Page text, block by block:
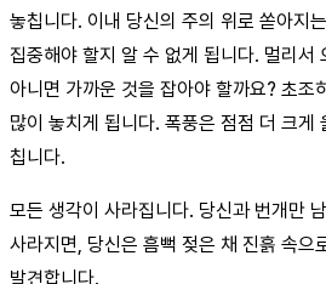
놓칩니다. 이내 당신의 주의 위로 쏟아지
집중해야 할지 알 수 없게 됩니다. 멀리서
아니면 가까운 것을 잡아야 할까요? 초조
많이 놓치게 됩니다. 폭풍은 점점 더 크
칩니다.
모든 생각이 사라집니다. 당신과 번개만
사라지면, 당신은 흠뻑 젖은 채 진흙 속으
발견합니다.